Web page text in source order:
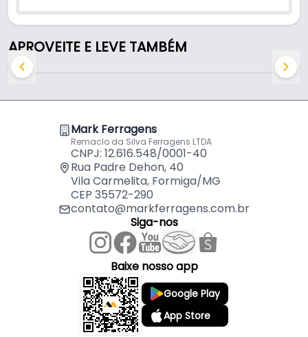
APROVEITE E LEVE TAMBÉM
Mark Ferragens
Remaclo da Silva Ferragens LTDA
CNPJ: 12.616.548/0001-40
Rua Padre Dehon, 40
Vila Carmelita, Formiga/MG
CEP 35572-290
contato@markferragens.com.br
Siga-nos
Baixe nosso app
Google Play
App Store